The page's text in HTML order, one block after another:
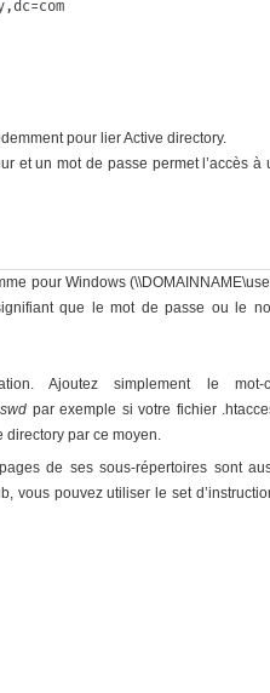
pour lier Active directory.
et un mot de passe permet l’accès à
pour Windows
que le mot de passe ou le
Ajoutez simplement le mot-
par exemple si votre fichier
directory par ce moyen.
de ses sous-répertoires sont
vous pouvez utiliser le set